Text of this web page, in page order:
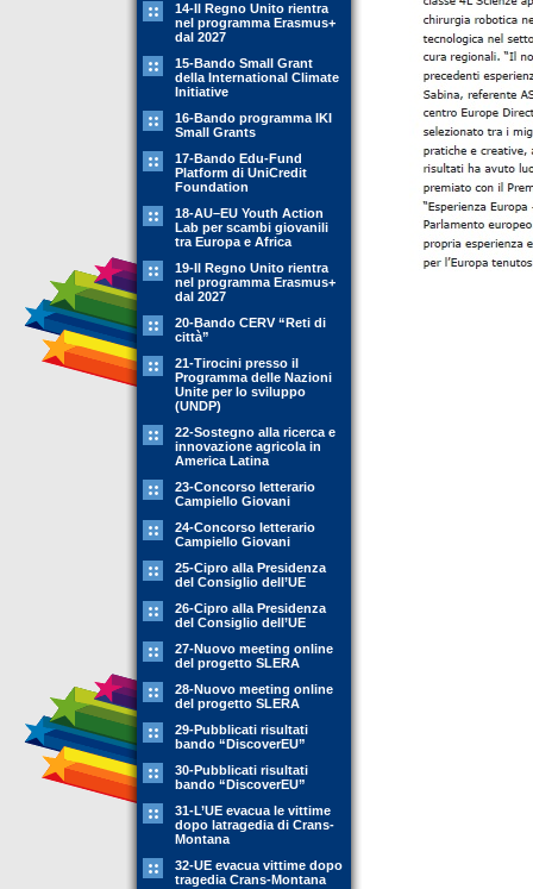
14-Il Regno Unito rientra
nel programma Erasmus+
dal 2027
15-Bando Small Grant
della International Climate
Initiative
16-Bando programma IKI
Small Grants
17-Bando Edu-Fund
Platform di UniCredit
Foundation
18-AU–EU Youth Action
Lab per scambi giovanili
tra Europa e Africa
19-Il Regno Unito rientra
nel programma Erasmus+
dal 2027
20-Bando CERV “Reti di
città”
21-Tirocini presso il
Programma delle Nazioni
Unite per lo sviluppo
(UNDP)
22-Sostegno alla ricerca e
innovazione agricola in
America Latina
23-Concorso letterario
Campiello Giovani
24-Concorso letterario
Campiello Giovani
25-Cipro alla Presidenza
del Consiglio dell’UE
26-Cipro alla Presidenza
del Consiglio dell’UE
27-Nuovo meeting online
del progetto SLERA
28-Nuovo meeting online
del progetto SLERA
29-Pubblicati risultati
bando “DiscoverEU”
30-Pubblicati risultati
bando “DiscoverEU”
31-L’UE evacua le vittime
dopo latragedia di Crans-
Montana
32-UE evacua vittime dopo
tragedia Crans-Montana